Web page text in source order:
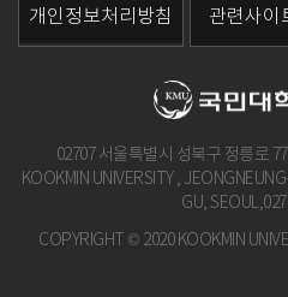
02707 서울특별시 성북구 정릉로
KOOKMIN UNIVERSITY ,
GU,
COPYRIGHT © 2020 KOOKMIN
개인정보처리방침 관련사이